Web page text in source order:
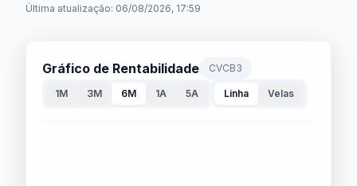
Última atualização: 06/08/2026, 17:59
Gráfico de Rentabilidade CVCB3
1M 3M 6M 1A 5A Linha Velas